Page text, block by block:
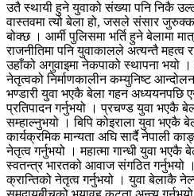
उतै स्थायी हुने युवाको संख्या पनि निकै
वास्तवमा त्यो बेला हो, जसले संसार
बोक्छ । आर्मी पुलिसमा भर्ति हुने बेलामा
राजनीतिमा पनि युवाकालले अत्यन्तै
उहाँको अगुवाइमा नेकपाको स्थापना भयो
नेतृत्वको निर्माणकालीन कम्युनिष्ट
भण्डारी युवा भएकै बेला गहन अध्ययनपछि
प्रतिपादन गर्नुभयो । प्रचण्ड युवा भएकै
सम्हाल्नुभयो । बिपि कोइराला युवा भएकै
कार्यक्रमिक मान्यता अघि सार्दै नेपाली
नेतृत्व गर्नुभयो । महात्मा गान्धी युवा भएकै
स्वतन्त्र भारतको आवाज संगठित गर्नुभयो
क्रान्तिको नेतृत्व गर्नुभयो । युवा बेलाकै